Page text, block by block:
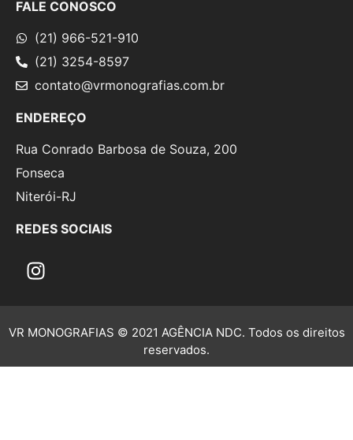
FALE CONOSCO
(21) 966-521-910
(21) 3254-8597
contato@vrmonografias.com.br
ENDEREÇO
Rua Conrado Barbosa de Souza, 200
Fonseca
Niterói-RJ
REDES SOCIAIS
VR MONOGRAFIAS © 2021 AGÊNCIA NDC. Todos os direitos
reservados.